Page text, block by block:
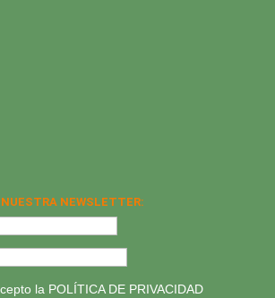
NEWSLETTER:
la POLÍTICA DE PRIVACIDAD